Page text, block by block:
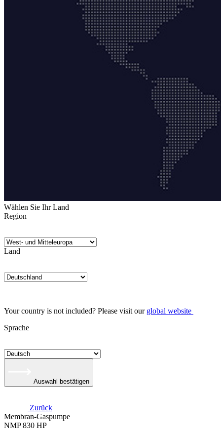
Wählen Sie Ihr Land
Region
Land
Your country is not included? Please visit our global website
Sprache
Auswahl bestätigen
Zurück
Membran-Gaspumpe
NMP 830 HP